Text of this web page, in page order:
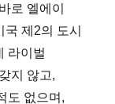
로 엘에이
제2의 도시
라이벌
지 않고,
도 없으며,